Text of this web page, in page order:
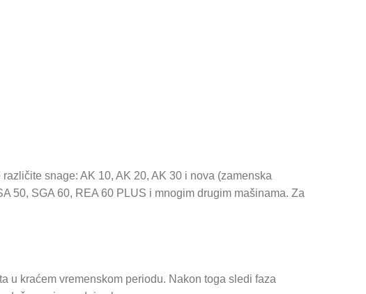
snage: AK 10, AK 20, AK 30 i nova (zamenska
50, SGA 60, REA 60 PLUS i mnogim drugim mašinama. Za
u kraćem vremenskom periodu. Nakon toga sledi faza